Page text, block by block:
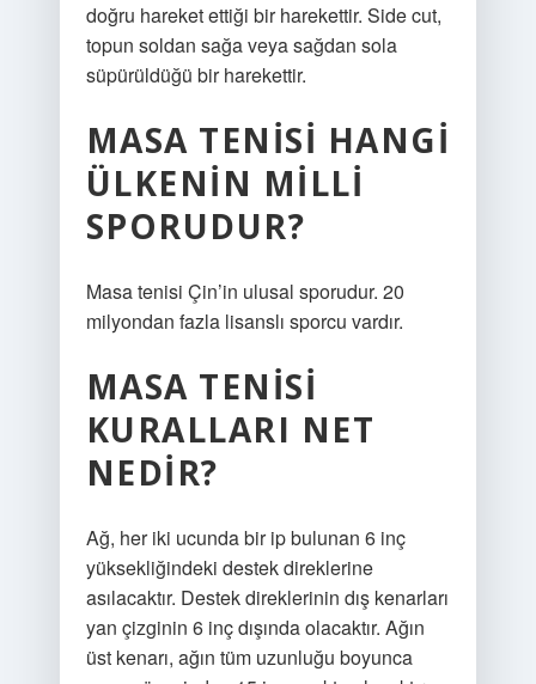
doğru hareket ettiği bir harekettir. Side cut,
topun soldan sağa veya sağdan sola
süpürüldüğü bir harekettir.
MASA TENISI HANGI
ÜLKENIN MILLI
SPORUDUR?
Masa tenisi Çin’in ulusal sporudur. 20
milyondan fazla lisanslı sporcu vardır.
MASA TENISI
KURALLARI NET
NEDIR?
Ağ, her iki ucunda bir ip bulunan 6 inç
yüksekliğindeki destek direklerine
asılacaktır. Destek direklerinin dış kenarları
yan çizginin 6 inç dışında olacaktır. Ağın
üst kenarı, ağın tüm uzunluğu boyunca